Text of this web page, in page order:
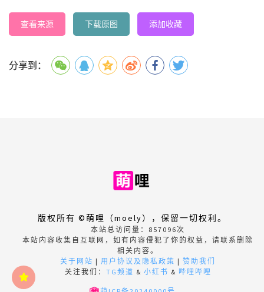
查看来源 下载原图 添加收藏
分享到：
版权所有 ©萌哩（moely），保留一切权利。
本站总访问量： 857096次
本站内容收集自互联网，如有内容侵犯了你的权益，请联系删除
相关内容。
关于网站 | 用户协议及隐私政策 | 赞助我们
关注我们： TG频道 & 小红书 & 哔哩哔哩